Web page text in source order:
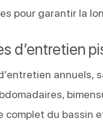
pour garantir la
d’entretien
annuels,
complet du bassin